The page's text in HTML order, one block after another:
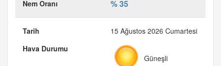
% 35
15 Ağustos 2026 Cumartesi
Güneşli